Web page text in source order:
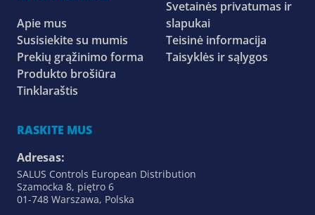
Apie mus
Susisiekite su mumis
Prekių grąžinimo forma
Produkto brošiūra
Tinklaraštis
Svetainės privatumas ir
slapukai
Teisinė informacija
Taisyklės ir sąlygos
RASKITE MUS
Adresas:
SALUS Controls European Distribution
Szamocka 8, piętro 6
01-748 Warszawa, Polska